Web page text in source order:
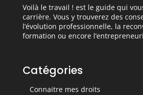
Voilà le travail ! est le guide qui
carrière. Vous y trouverez des
l’évolution professionnelle, la
formation ou encore
Catégories
Connaitre mes droits